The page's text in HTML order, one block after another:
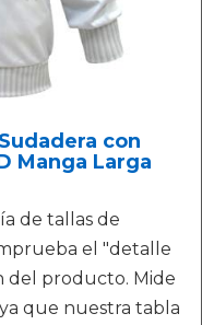
con
Manga Larga
de tallas de
el "detalle
del producto. Mide
que nuestra tabla